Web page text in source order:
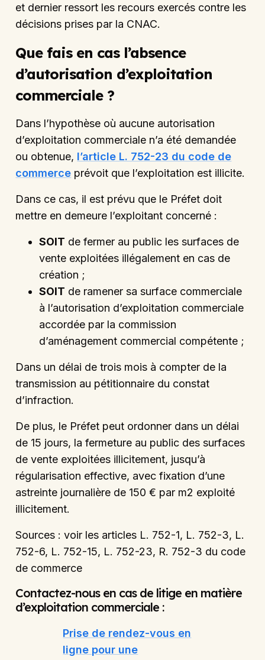
et dernier ressort les recours exercés contre les
décisions prises par la CNAC.
Que fais en cas l’absence
d’autorisation d’exploitation
commerciale ?
Dans l’hypothèse où aucune autorisation
d’exploitation commerciale n’a été demandée
ou obtenue, l’article L. 752-23 du code de
commerce prévoit que l’exploitation est illicite.
Dans ce cas, il est prévu que le Préfet doit
mettre en demeure l’exploitant concerné :
SOIT de fermer au public les surfaces de
vente exploitées illégalement en cas de
création ;
SOIT de ramener sa surface commerciale
à l’autorisation d’exploitation commerciale
accordée par la commission
d’aménagement commercial compétente ;
Dans un délai de trois mois à compter de la
transmission au pétitionnaire du constat
d’infraction.
De plus, le Préfet peut ordonner dans un délai
de 15 jours, la fermeture au public des surfaces
de vente exploitées illicitement, jusqu’à
régularisation effective, avec fixation d’une
astreinte journalière de 150 € par m2 exploité
illicitement.
Sources : voir les articles L. 752-1, L. 752-3, L.
752-6, L. 752-15, L. 752-23, R. 752-3 du code
de commerce
Contactez-nous en cas de litige en matière
d’exploitation commerciale :
Prise de rendez-vous en
ligne pour une